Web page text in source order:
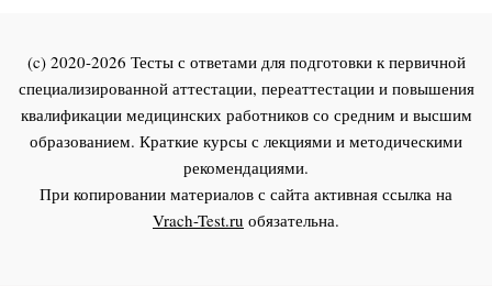
(c) 2020-2026 Тесты с ответами для подготовки к первичной
специализированной аттестации, переаттестации и повышения
квалификации медицинских работников со средним и высшим
образованием. Краткие курсы с лекциями и методическими
рекомендациями.
При копировании материалов с сайта активная ссылка на
Vrach-Test.ru обязательна.